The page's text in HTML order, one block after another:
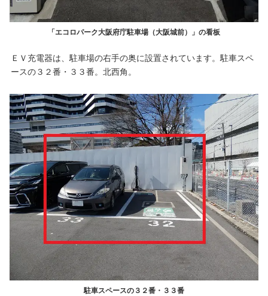
「エコロパーク大阪府庁駐車場（大阪城前）」の看板
ＥＶ充電器は、駐車場の右手の奥に設置されています。駐車スペ
ースの３２番・３３番。北西角。
駐車スペースの３２番・３３番